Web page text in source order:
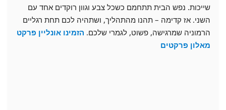
שייכות. נפש הבית תתחמם כשכל צבע וגוון רוקדים אחד עם
השני. אז קדימה – תהנו מהתהליך, ושתהיה לכם תחת רגליים
הרמוניה שמרגישה, פשוט, לגמרי שלכם. הזמינו אונליין פרקט
מאלון פרקטים